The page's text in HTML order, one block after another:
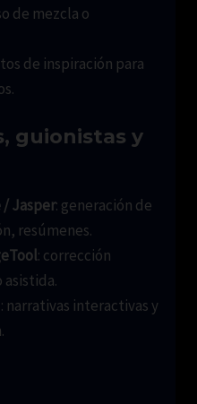
de mezcla o
de inspiración para
guionistas y
/ Jasper: generación de
resúmenes.
: corrección
: narrativas interactivas y